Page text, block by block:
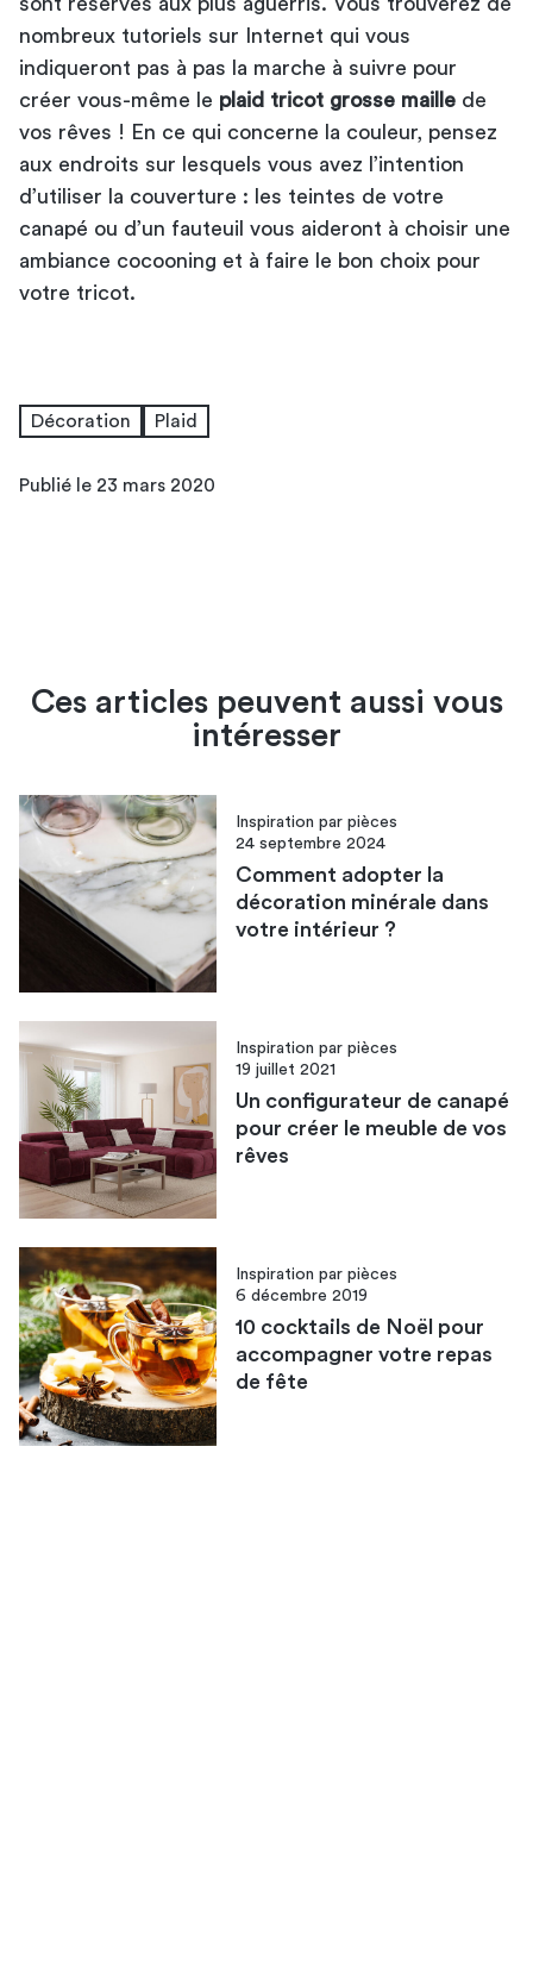
nombreux tutoriels sur Internet qui vous
indiqueront pas à pas la marche à suivre pour
créer vous-même le plaid tricot grosse maille de
vos rêves ! En ce qui concerne la couleur, pensez
aux endroits sur lesquels vous avez l’intention
d’utiliser la couverture : les teintes de votre
canapé ou d’un fauteuil vous aideront à choisir une
ambiance cocooning et à faire le bon choix pour
votre tricot.
Décoration Plaid
Publié le 23 mars 2020
Ces articles peuvent aussi vous
intéresser
Inspiration par pièces
24 septembre 2024
Comment adopter la
décoration minérale dans
votre intérieur ?
Inspiration par pièces
19 juillet 2021
Un configurateur de canapé
pour créer le meuble de vos
rêves
Inspiration par pièces
6 décembre 2019
10 cocktails de Noël pour
accompagner votre repas
de fête